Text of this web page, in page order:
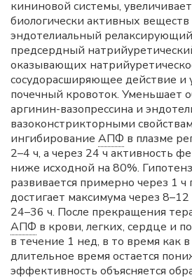
кининовой системы,
биологически активных
эндотелиальный
предсердный
оказывающих
сосудорасширяющее действие
почечный кровоток. Уменьшает
аргинин-вазопрессина и
вазоконстрикторными
ингибирование АПФ в плазме
2–4 ч, а через 24 ч активность
ниже исходной на 80%.
развивается примерно через 1 ч
достигает максимума через
24–36 ч. После прекращения
АПФ в крови, легких, сердце и
в течение 1 нед, в то время как
длительное время остается
эффективность объясняется